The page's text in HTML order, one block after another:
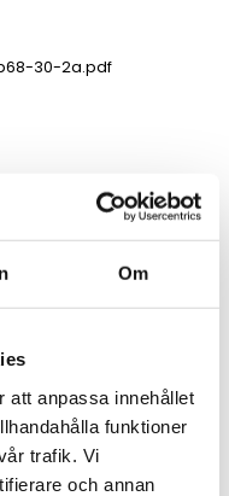
Om
att anpassa innehållet
funktioner
trafik. Vi
och annan
30-2a.pdf
med gänga för
i